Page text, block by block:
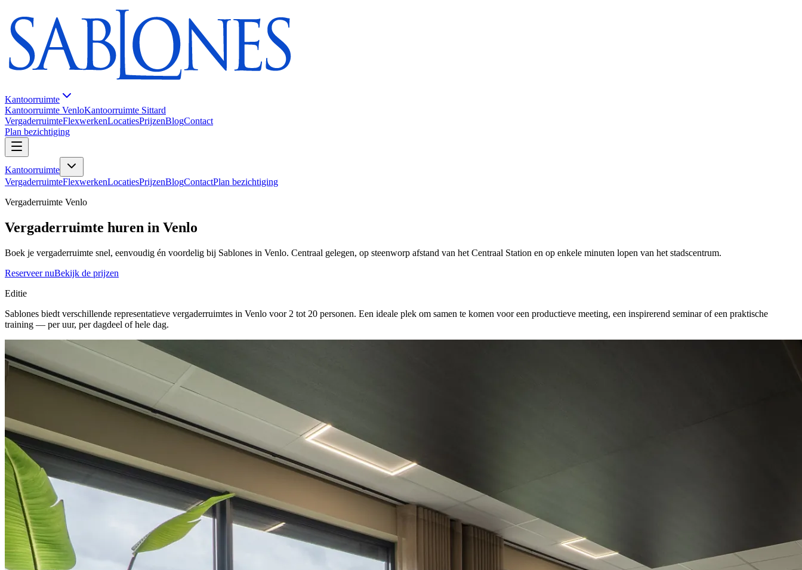
Kantoorruimte
Kantoorruimte VenloKantoorruimte Sittard
VergaderruimteFlexwerkenLocatiesPrijzenBlogContact
Plan bezichtiging
Kantoorruimte
VergaderruimteFlexwerkenLocatiesPrijzenBlogContactPlan bezichtiging
Vergaderruimte Venlo
Vergaderruimte huren in Venlo
Boek je vergaderruimte snel, eenvoudig én voordelig bij Sablones in Venlo. Centraal gelegen, op steenworp afstand van het Centraal Station en op enkele minuten lopen van het stadscentrum.
Reserveer nuBekijk de prijzen
Editie
Sablones biedt verschillende representatieve vergaderruimtes in Venlo voor 2 tot 20 personen. Een ideale plek om samen te komen voor een productieve meeting, een inspirerend seminar of een praktische
training — per uur, per dagdeel of hele dag.